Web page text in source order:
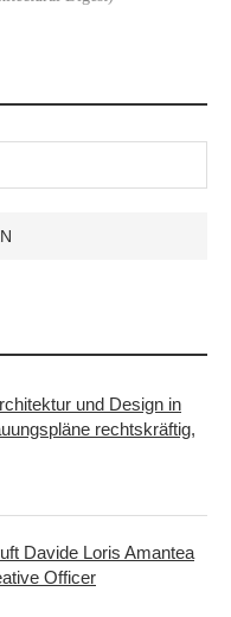
und Design in
rechtskräftig,
Davide Loris Amantea
Officer